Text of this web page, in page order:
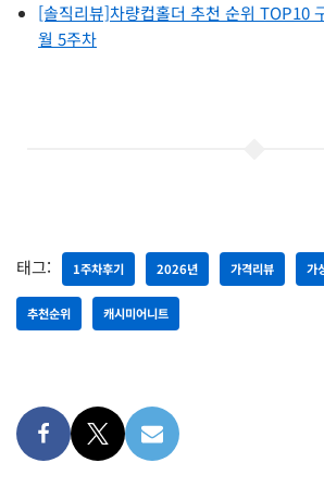
[솔직리뷰]차량컵홀더 추천 순위 TOP10
월 5주차
태그: 1주차후기 2026년 가격리뷰 가
추천순위 캐시미어니트